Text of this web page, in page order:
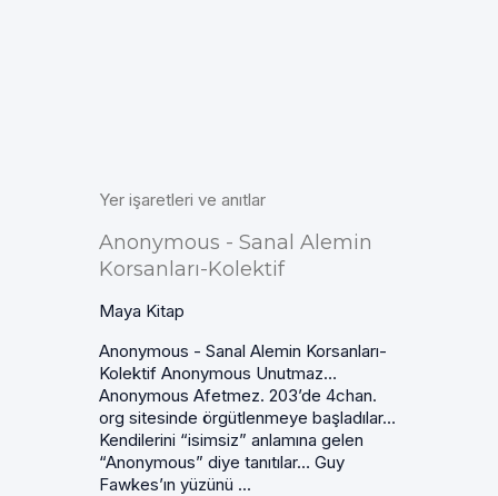
Yer işaretleri ve anıtlar
Anonymous - Sanal Alemin
Korsanları-Kolektif
Maya Kitap
Anonymous - Sanal Alemin Korsanları-
Kolektif Anonymous Unutmaz…
Anonymous Afetmez. 203’de 4chan.
org sitesinde örgütlenmeye başladılar…
Kendilerini “isimsiz” anlamına gelen
“Anonymous” diye tanıtılar… Guy
Fawkes’ın yüzünü ...